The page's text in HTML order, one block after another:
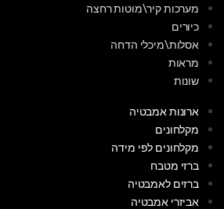
מערכות קיר\מוטות רחצה
כיורים
אסלות\מיכלי הדחה
מראות
שונות
ארונות אמבטיה
מקלחונים
מקלחונים לפי מידה
ברזי מטבח
ברזים לאמבטיה
אביזרי אמבטיה